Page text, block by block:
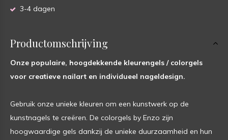
3-4 dagen
Productomschrijving
Onze populaire, hoogdekkende kleurengels / colorgels
voor creatieve nailart en individueel nageldesign.
Gebruik onze unieke kleuren om een kunstwerk op de
kunstnagels te creëren. De colorgels by Enzo zijn
hoogwaardige gels dankzij de unieke duurzaamheid en hun